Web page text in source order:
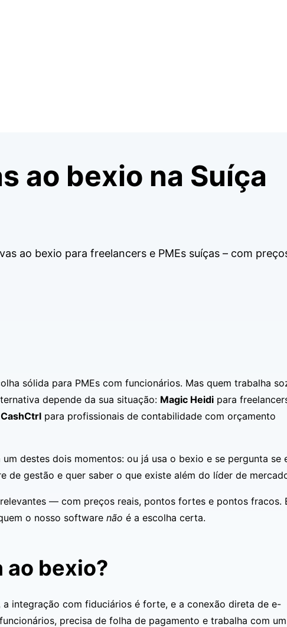
ao bexio na Suíça
ao bexio para freelancers e PMEs suíças – com
sólida para PMEs com funcionários. Mas quem trabalha
depende da sua situação: Magic Heidi para
CashCtrl para profissionais de contabilidade com orçamento
destes dois momentos: ou já usa o bexio e se pergunta se
de gestão e quer saber o que existe além do líder de
— com preços reais, pontos fortes e pontos fracos.
o nosso software não é a escolha certa.
ao bexio?
integração com fiduciários é forte, e a conexão direta de e-
precisa de folha de pagamento e trabalha com um